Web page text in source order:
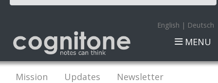
English | Deutsch
MENU
Mission Updates
Newsletter